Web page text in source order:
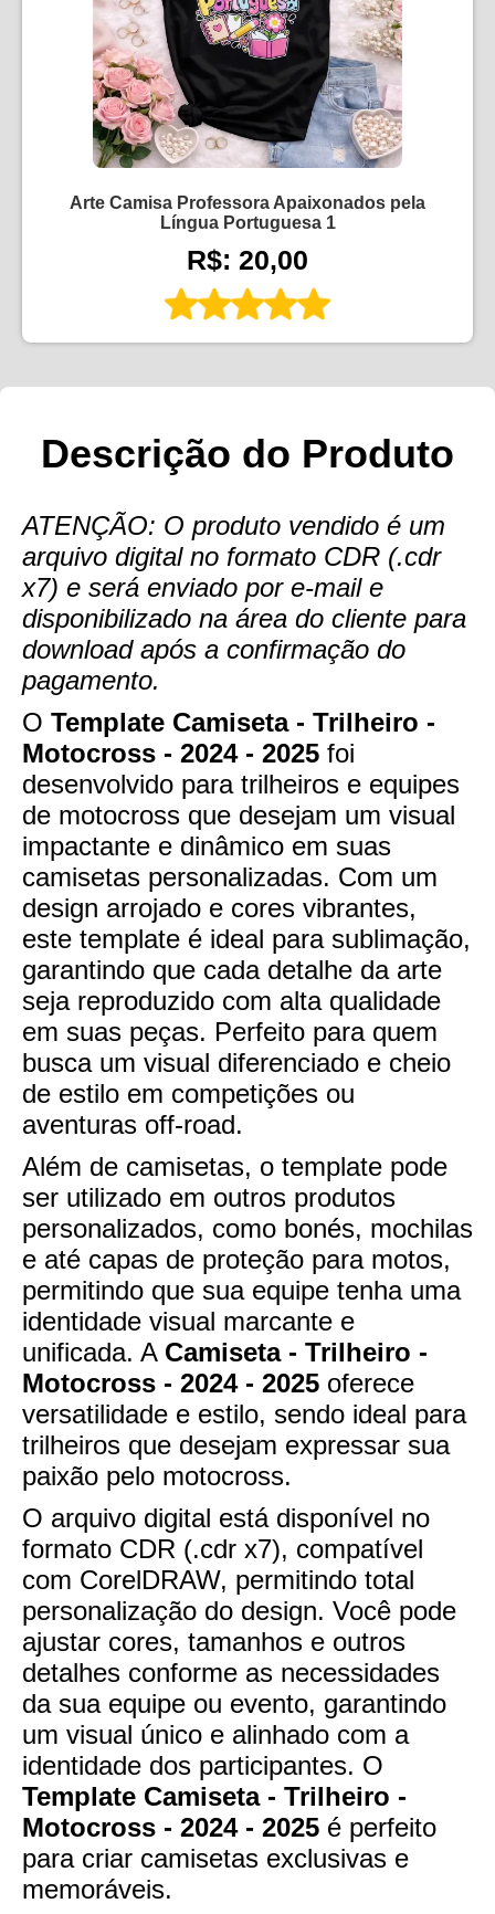
Arte Camisa Professora Apaixonados pela
Língua Portuguesa 1
R$: 20,00
Descrição do Produto
ATENÇÃO: O produto vendido é um
arquivo digital no formato CDR (.cdr
x7) e será enviado por e-mail e
disponibilizado na área do cliente para
download após a confirmação do
pagamento.
O Template Camiseta - Trilheiro -
Motocross - 2024 - 2025 foi
desenvolvido para trilheiros e equipes
de motocross que desejam um visual
impactante e dinâmico em suas
camisetas personalizadas. Com um
design arrojado e cores vibrantes,
este template é ideal para sublimação,
garantindo que cada detalhe da arte
seja reproduzido com alta qualidade
em suas peças. Perfeito para quem
busca um visual diferenciado e cheio
de estilo em competições ou
aventuras off-road.
Além de camisetas, o template pode
ser utilizado em outros produtos
personalizados, como bonés, mochilas
e até capas de proteção para motos,
permitindo que sua equipe tenha uma
identidade visual marcante e
unificada. A Camiseta - Trilheiro -
Motocross - 2024 - 2025 oferece
versatilidade e estilo, sendo ideal para
trilheiros que desejam expressar sua
paixão pelo motocross.
O arquivo digital está disponível no
formato CDR (.cdr x7), compatível
com CorelDRAW, permitindo total
personalização do design. Você pode
ajustar cores, tamanhos e outros
detalhes conforme as necessidades
da sua equipe ou evento, garantindo
um visual único e alinhado com a
identidade dos participantes. O
Template Camiseta - Trilheiro -
Motocross - 2024 - 2025 é perfeito
para criar camisetas exclusivas e
memoráveis.